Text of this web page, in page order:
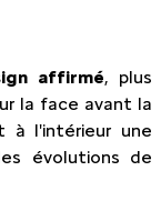
affirmé, plus
la face avant la
à l'intérieur une
évolutions de